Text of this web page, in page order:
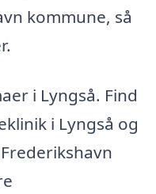
kommune, så
i Lyngså. Find
i Lyngså og